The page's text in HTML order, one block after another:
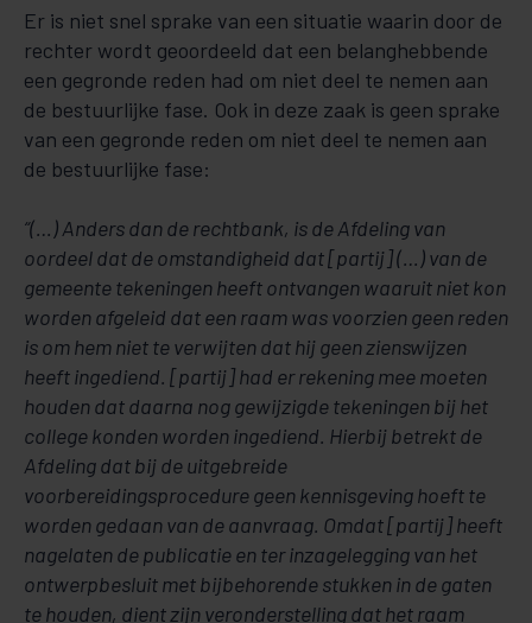
Er is niet snel sprake van een situatie waarin door de
rechter wordt geoordeeld dat een belanghebbende
een gegronde reden had om niet deel te nemen aan
de bestuurlijke fase. Ook in deze zaak is geen sprake
van een gegronde reden om niet deel te nemen aan
de bestuurlijke fase:
“(…) Anders dan de rechtbank, is de Afdeling van
oordeel dat de omstandigheid dat [partij] (…) van de
gemeente tekeningen heeft ontvangen waaruit niet kon
worden afgeleid dat een raam was voorzien geen reden
is om hem niet te verwijten dat hij geen zienswijzen
heeft ingediend. [partij] had er rekening mee moeten
houden dat daarna nog gewijzigde tekeningen bij het
college konden worden ingediend. Hierbij betrekt de
Afdeling dat bij de uitgebreide
voorbereidingsprocedure geen kennisgeving hoeft te
worden gedaan van de aanvraag. Omdat [partij] heeft
nagelaten de publicatie en ter inzagelegging van het
ontwerpbesluit met bijbehorende stukken in de gaten
te houden, dient zijn veronderstelling dat het raam